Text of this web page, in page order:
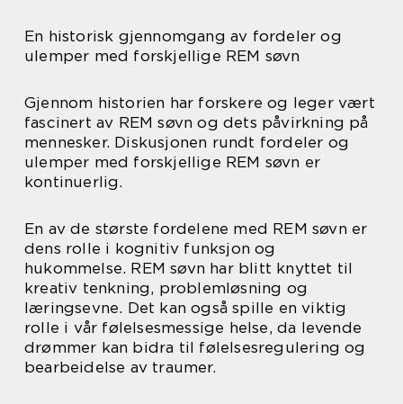
En historisk gjennomgang av fordeler og
ulemper med forskjellige REM søvn
Gjennom historien har forskere og leger vært
fascinert av REM søvn og dets påvirkning på
mennesker. Diskusjonen rundt fordeler og
ulemper med forskjellige REM søvn er
kontinuerlig.
En av de største fordelene med REM søvn er
dens rolle i kognitiv funksjon og
hukommelse. REM søvn har blitt knyttet til
kreativ tenkning, problemløsning og
læringsevne. Det kan også spille en viktig
rolle i vår følelsesmessige helse, da levende
drømmer kan bidra til følelsesregulering og
bearbeidelse av traumer.